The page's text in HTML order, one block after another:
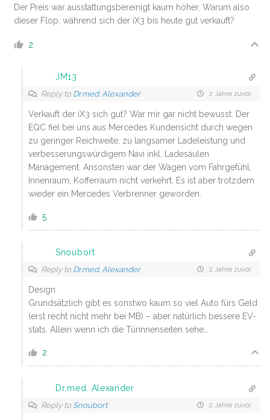
Der Preis war ausstattungsbereinigt kaum höher. Warum also
dieser Flop, während sich der iX3 bis heute gut verkauft?
2
JM13
Reply to Dr.med. Alexander 2 Jahre zuvor
Verkauft der iX3 sich gut? War mir gar nicht bewusst. Der
EQC fiel bei uns aus Mercedes Kundensicht durch wegen
zu geringer Reichweite, zu langsamer Ladeleistung und
verbesserungswürdigem Navi inkl. Ladesäulen
Management. Ansonsten war der Wagen vom Fahrgefühl,
Innenraum, Kofferraum nicht verkehrt. Es ist aber trotzdem
wieder ein Mercedes Verbrenner geworden.
5
Snoubort
Reply to Dr.med. Alexander 2 Jahre zuvor
Design
Grundsätzlich gibt es sonstwo kaum so viel Auto fürs Geld
(erst recht nicht mehr bei MB) – aber natürlich bessere EV-
stats. Allein wenn ich die Türinnenseiten sehe…
2
Dr.med. Alexander
Reply to Snoubort 2 Jahre zuvor